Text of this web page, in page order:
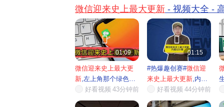
微信迎来史上最大更新 - 视频大全 -

01:09
微信迎来史上最大更
新,左上角那个绿色眼
睛的...好看视频 43分钟前

01:15
#热爆趣创赛#微信迎
来史上最大更新,内置
AI小...好看视频 44分钟前